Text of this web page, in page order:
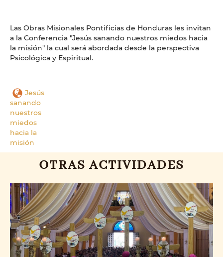
Las Obras Misionales Pontificias de Honduras les invitan
a la Conferencia "Jesús sanando nuestros miedos hacia
la misión" la cual será abordada desde la perspectiva
Psicológica y Espiritual.
Jesús
sanando
nuestros
miedos
hacia la
misión
OTRAS ACTIVIDADES